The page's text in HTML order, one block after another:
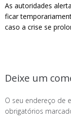
As autoridades
ficar
caso a crise se
Deixe um
O seu endereço de
obrigatórios